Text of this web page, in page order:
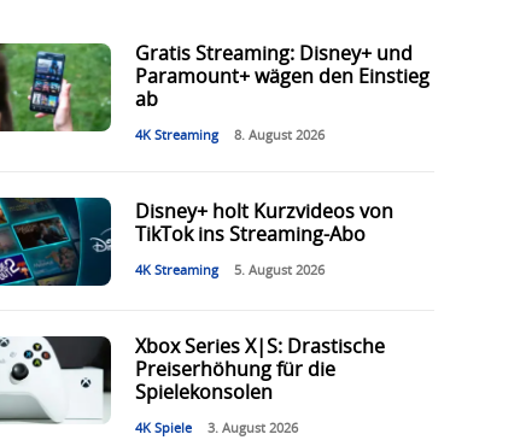
Gratis Streaming: Disney+ und
Paramount+ wägen den Einstieg
ab
4K Streaming 8. August 2026
Disney+ holt Kurzvideos von
TikTok ins Streaming-Abo
4K Streaming 5. August 2026
Xbox Series X|S: Drastische
Preiserhöhung für die
Spielekonsolen
4K Spiele 3. August 2026